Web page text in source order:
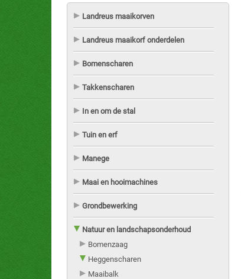
Landreus maaikorven
Landreus maaikorf onderdelen
Bomenscharen
Takkenscharen
In en om de stal
Tuin en erf
Manege
Maai en hooimachines
Grondbewerking
Natuur en landschapsonderhoud
Bomenzaag
Heggenscharen
Maaibalk